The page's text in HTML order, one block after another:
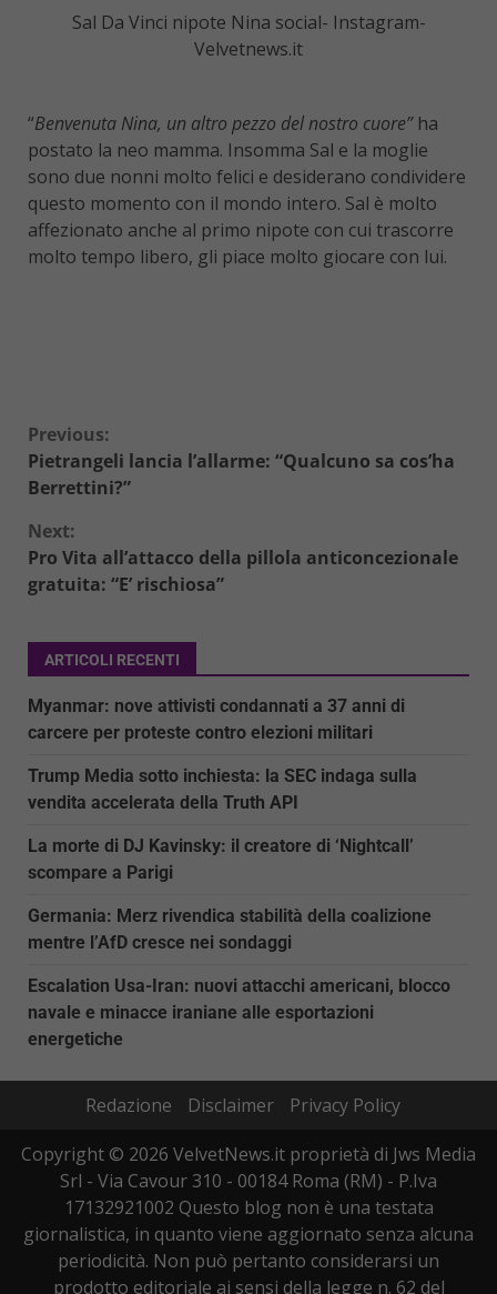
Sal Da Vinci nipote Nina social- Instagram-
Velvetnews.it
“Benvenuta Nina, un altro pezzo del nostro cuore”ha
postato la neo mamma. Insomma Sal e la moglie
sono due nonni molto felici e desiderano condividere
questo momento con il mondo intero. Sal è molto
affezionato anche al primo nipote con cui trascorre
molto tempo libero, gli piace molto giocare con lui.
Continue
Reading
Previous:
Pietrangeli lancia l’allarme: “Qualcuno sa cos’ha
Berrettini?”
Next:
Pro Vita all’attacco della pillola anticoncezionale
gratuita: “E’ rischiosa”
ARTICOLI RECENTI
Myanmar: nove attivisti condannati a 37 anni di
carcere per proteste contro elezioni militari
Trump Media sotto inchiesta: la SEC indaga sulla
vendita accelerata della Truth API
La morte di DJ Kavinsky: il creatore di ‘Nightcall’
scompare a Parigi
Germania: Merz rivendica stabilità della coalizione
mentre l’AfD cresce nei sondaggi
Escalation Usa-Iran: nuovi attacchi americani, blocco
navale e minacce iraniane alle esportazioni
energetiche
Redazione Disclaimer
Privacy Policy
Copyright © 2026 VelvetNews.it proprietà di Jws Media
Srl - Via Cavour 310 - 00184 Roma (RM) - P.Iva
17132921002 Questo blog non è una testata
giornalistica, in quanto viene aggiornato senza alcuna
periodicità. Non può pertanto considerarsi un
prodotto editoriale ai sensi della legge n. 62 del